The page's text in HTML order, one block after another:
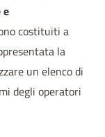
e
costituiti a
la
un elenco di
degli operatori